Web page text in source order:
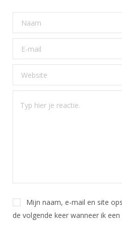
Mijn naam, e-mail en site
de volgende keer wanneer ik